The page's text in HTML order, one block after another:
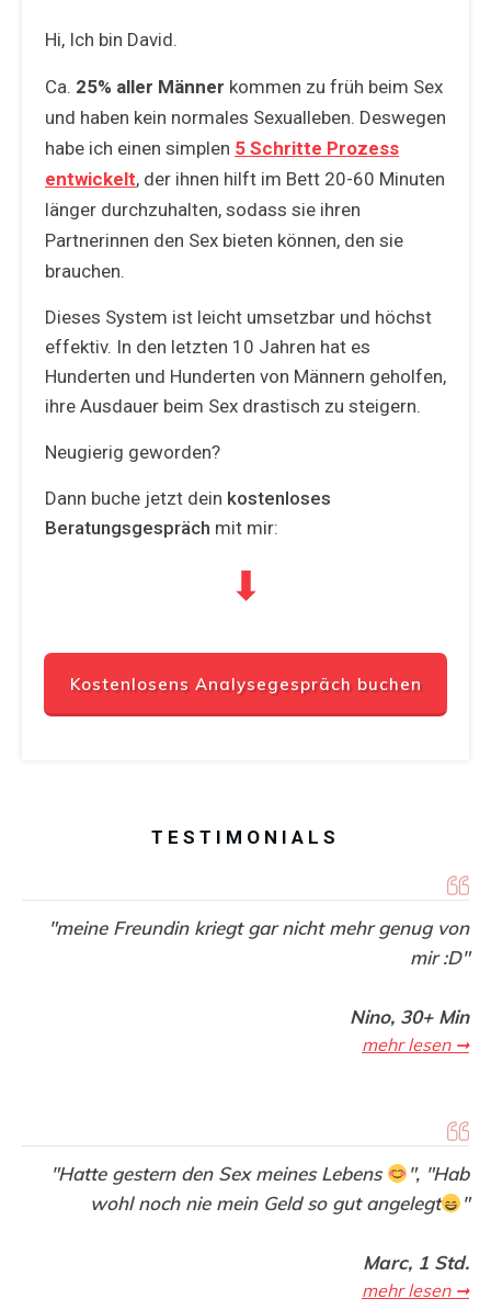
Hi, Ich bin David.
Ca. 25% aller Männer kommen zu früh beim Sex
und haben kein normales Sexualleben. Deswegen
habe ich einen simplen 5 Schritte Prozess
entwickelt, der ihnen hilft im Bett 20-60 Minuten
länger durchzuhalten, sodass sie ihren
Partnerinnen den Sex bieten können, den sie
brauchen.
Dieses System ist leicht umsetzbar und höchst
effektiv. In den letzten 10 Jahren hat es
Hunderten und Hunderten von Männern geholfen,
ihre Ausdauer beim Sex drastisch zu steigern.
Neugierig geworden?
Dann buche jetzt dein kostenloses
Beratungsgespräch mit mir:
⬇
Kostenlosens Analysegespräch buchen
TESTIMONIALS
"meine Freundin kriegt gar nicht mehr genug von
mir :D"
Nino, 30+ Min
mehr lesen ➞
"Hatte gestern den Sex meines Lebens ", "Hab
wohl noch nie mein Geld so gut angelegt
"
Marc, 1 Std.
mehr lesen ➞